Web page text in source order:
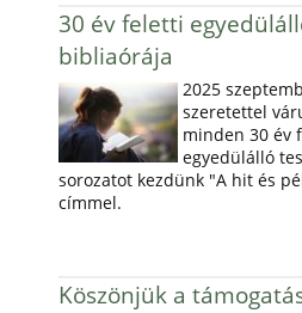
30 év feletti
bibliaórája
2025
szeretettel
minden 30 év
egyedülálló
sorozatot kezdünk "A hit és
címmel.
Köszönjük a